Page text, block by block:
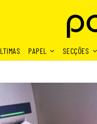
PAPEL SECÇÕES